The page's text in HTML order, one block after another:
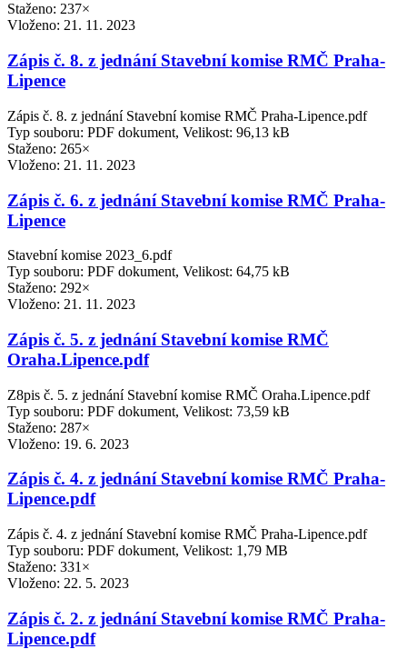
Staženo: 237×
Vloženo: 21. 11. 2023
Zápis č. 8. z jednání Stavební komise RMČ Praha-
Lipence
Zápis č. 8. z jednání Stavební komise RMČ Praha-Lipence.pdf
Typ souboru: PDF dokument, Velikost: 96,13 kB
Staženo: 265×
Vloženo: 21. 11. 2023
Zápis č. 6. z jednání Stavební komise RMČ Praha-
Lipence
Stavební komise 2023_6.pdf
Typ souboru: PDF dokument, Velikost: 64,75 kB
Staženo: 292×
Vloženo: 21. 11. 2023
Zápis č. 5. z jednání Stavební komise RMČ
Oraha.Lipence.pdf
Z8pis č. 5. z jednání Stavební komise RMČ Oraha.Lipence.pdf
Typ souboru: PDF dokument, Velikost: 73,59 kB
Staženo: 287×
Vloženo: 19. 6. 2023
Zápis č. 4. z jednání Stavební komise RMČ Praha-
Lipence.pdf
Zápis č. 4. z jednání Stavební komise RMČ Praha-Lipence.pdf
Typ souboru: PDF dokument, Velikost: 1,79 MB
Staženo: 331×
Vloženo: 22. 5. 2023
Zápis č. 2. z jednání Stavební komise RMČ Praha-
Lipence.pdf